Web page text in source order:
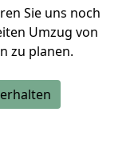
Sie uns noch
Umzug von
zu planen.